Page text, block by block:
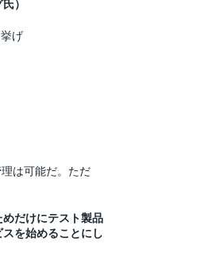
）
げ
は可能だ。ただ
だけにテスト製品
を始めることにし